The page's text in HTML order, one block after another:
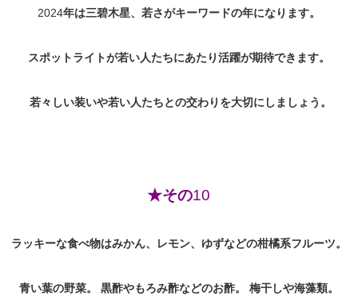
2024年は三碧木星、若さがキーワードの年になります。
スポットライトが若い人たちにあたり活躍が期待できます。
若々しい装いや若い人たちとの交わりを大切にしましょう。
★その10
ラッキーな食べ物はみかん、レモン、ゆずなどの柑橘系フルーツ。
青い葉の野菜。 黒酢やもろみ酢などのお酢。 梅干しや海藻類。